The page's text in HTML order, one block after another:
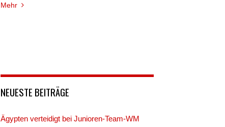
Mehr
NEUESTE BEITRÄGE
Ägypten verteidigt bei Junioren-Team-WM